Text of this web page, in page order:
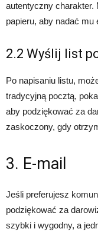
autentyczny charakter.
papieru, aby nadać mu
2.2 Wyślij list
Po napisaniu listu,
tradycyjną pocztą,
aby podziękować za
zaskoczony, gdy
3. E-mail
Jeśli preferujesz
podziękować za
szybki i wygodny, a